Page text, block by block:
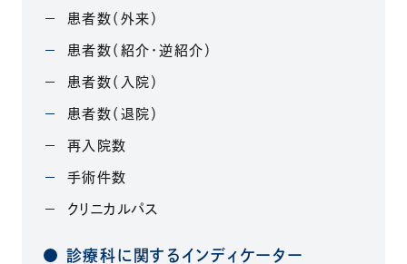
患者数（外来）
患者数（紹介・逆紹介）
患者数（入院）
患者数（退院）
再入院数
手術件数
クリニカルパス
診療科に関するインディケーター